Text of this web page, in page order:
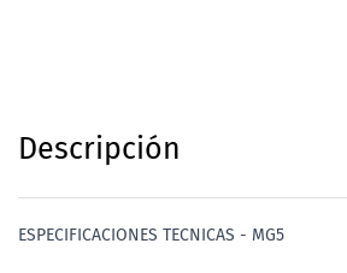
Descripción
ESPECIFICACIONES TECNICAS - MG5